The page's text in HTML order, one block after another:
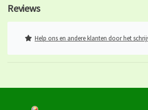
Reviews
Help ons en andere klanten door het